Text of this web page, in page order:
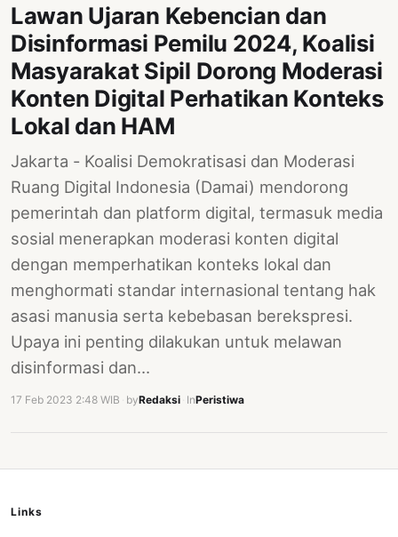
Lawan Ujaran Kebencian dan
Disinformasi Pemilu 2024, Koalisi
Masyarakat Sipil Dorong Moderasi
Konten Digital Perhatikan Konteks
Lokal dan HAM
Jakarta - Koalisi Demokratisasi dan Moderasi
Ruang Digital Indonesia (Damai) mendorong
pemerintah dan platform digital, termasuk media
sosial menerapkan moderasi konten digital
dengan memperhatikan konteks lokal dan
menghormati standar internasional tentang hak
asasi manusia serta kebebasan berekspresi.
Upaya ini penting dilakukan untuk melawan
disinformasi dan…
17 Feb 2023 2:48 WIB byRedaksi InPeristiwa
Links